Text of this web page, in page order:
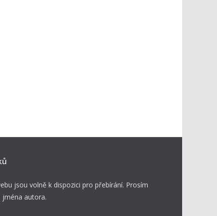
jsou volně k dispozici pro přebírání. Prosím
autora.